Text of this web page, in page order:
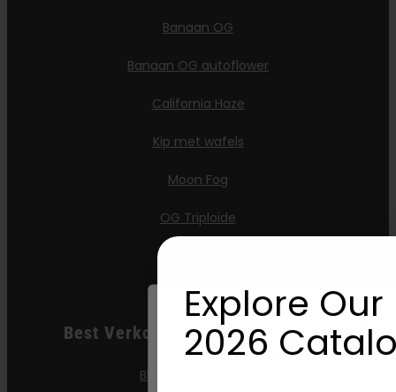
Banaan OG
Banaan OG autoflower
California Haze
Kip met wafels
Moon Fog
OG Triploïde
Best Verkopende Gefeminiseerde
Blueberry Cupcake
Explore Our
2026